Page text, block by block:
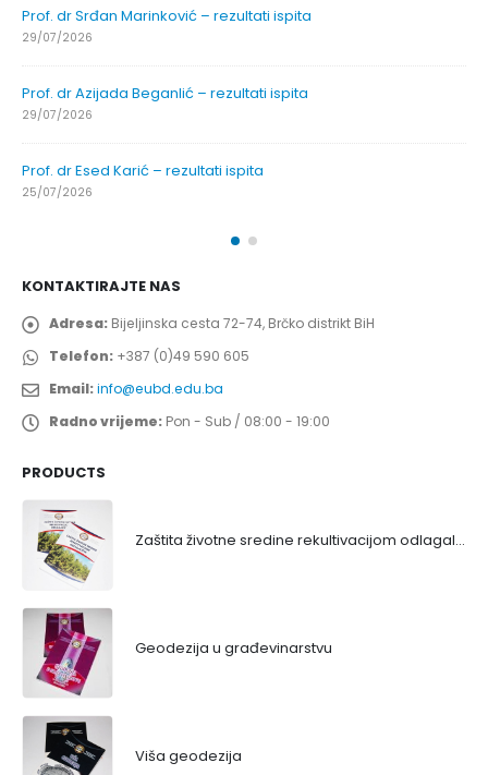
Prof. dr Srđan Marinković – rezultati ispita
29/07/2026
Prof. dr Azijada Beganlić – rezultati ispita
29/07/2026
Prof. dr Esed Karić – rezultati ispita
25/07/2026
KONTAKTIRAJTE NAS
Adresa: Bijeljinska cesta 72-74, Brčko distrikt BiH
Telefon: +387 (0)49 590 605
Email:info@eubd.edu.ba
Radno vrijeme: Pon - Sub / 08:00 - 19:00
PRODUCTS
Zaštita životne sredine rekultivacijom odlagališta
Geodezija u građevinarstvu
Viša geodezija